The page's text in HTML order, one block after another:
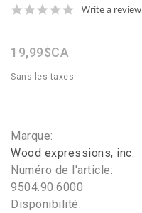
0.0
Write a review
19,99$CA
Sans les taxes
Marque:
Wood expressions, inc.
Numéro de l'article:
9504.90.6000
Disponibilité: